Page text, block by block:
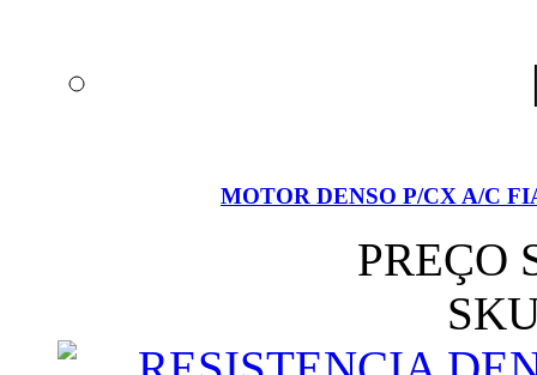
MOTOR DENSO P/CX A/C
PREÇO